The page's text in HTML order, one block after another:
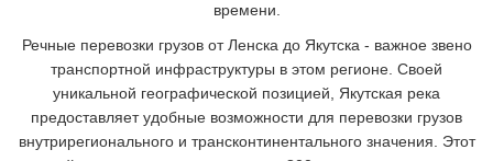
времени.
Речные перевозки грузов от Ленска до Якутска - важное звено
транспортной инфраструктуры в этом регионе. Своей
уникальной географической позицией, Якутская река
предоставляет удобные возможности для перевозки грузов
внутрирегионального и трансконтинентального значения. Этот